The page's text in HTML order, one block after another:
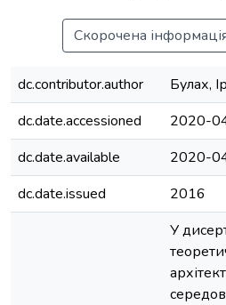
Скорочена
dc.contributor.author
Булах,
dc.date.accessioned
2020-
dc.date.available
2020-
dc.date.issued
2016
У